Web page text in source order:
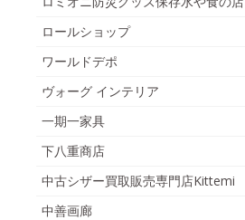
ロールショップ
ワールドデポ
ヴォーグ インテリア
一期一家具
下八重商店
中古シザー買取販売専門店Kittemi
中善画廊